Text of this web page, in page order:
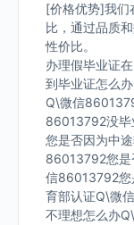
[价格优势]我们
比，通过品质
性价比。
办理假毕业证
到毕业证怎么
Q\微信
86013792没
您是否因为中
86013792您是
信86013792您
育部认证Q\微
不理想怎么办